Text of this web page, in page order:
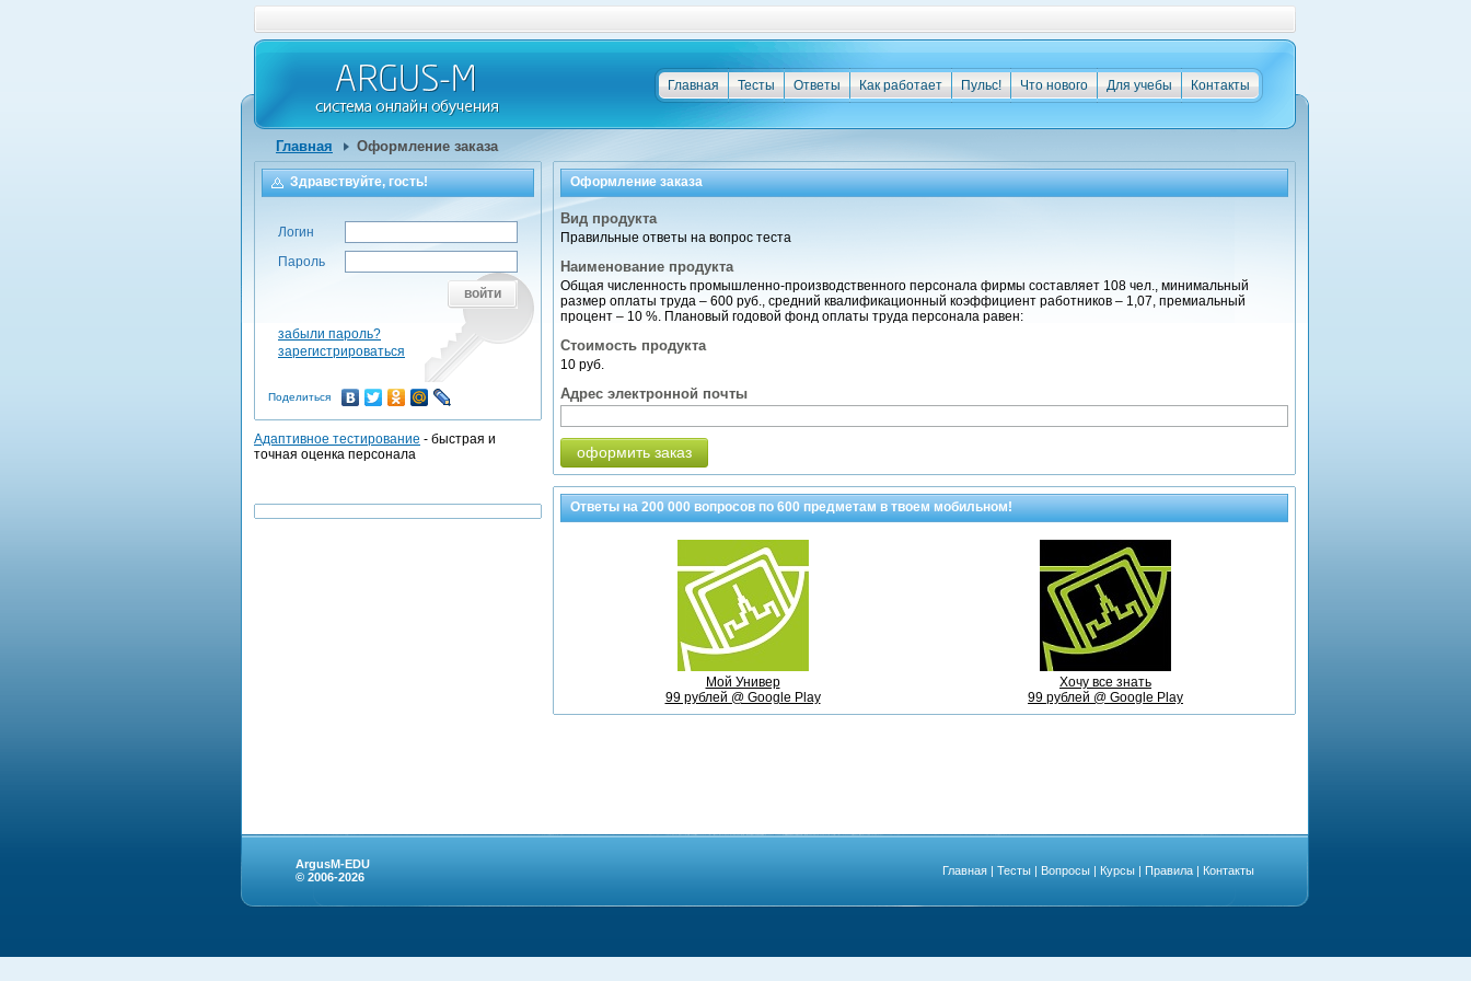
Контакты
Для учебы
Что нового
Пульс!
Как работает
Ответы
Тесты
Главная
Главная Оформление заказа
Оформление заказа
Вид продукта
Правильные ответы на вопрос теста
Наименование продукта
Общая численность промышленно-производственного персонала фирмы составляет 108 чел., минимальный
размер оплаты труда – 600 руб., средний квалификационный коэффициент работников – 1,07, премиальный
процент – 10 %. Плановый годовой фонд оплаты труда персонала равен:
Стоимость продукта
10 руб.
Адрес электронной почты
оформить заказ
Ответы на200 000вопросов по600 предметамв твоем мобильном!
Мой Универ
99 рублей @ Google Play
Хочу все знать
99 рублей @ Google Play
Здравствуйте, гость!
Логин
Пароль
войти
забыли пароль?
зарегистрироваться
Поделиться
Адаптивное тестирование - быстрая и
точная оценка персонала
ArgusM-EDU
© 2006-2026
Главная | Тесты | Вопросы | Курсы | Правила | Контакты